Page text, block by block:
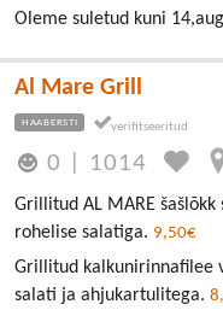
Oleme suletud kuni
Al Mare Grill
HAABERSTI
0 1014
Grillitud AL MARE
rohelise salatiga. 9,50€
Grillitud kalkunirinnafilee
salati ja ahjukartulitega.